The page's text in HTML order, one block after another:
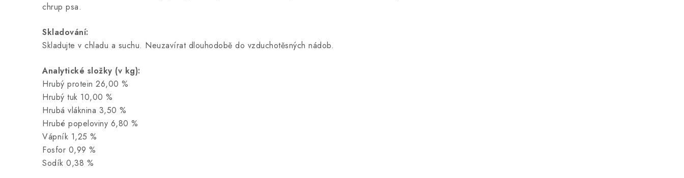
chrup psa.
Skladování:
Skladujte v chladu a suchu. Neuzavírat dlouhodobě do vzduchotěsných nádob.
Analytické složky (v kg):
Hrubý protein 26,00 %
Hrubý tuk 10,00 %
Hrubá vláknina 3,50 %
Hrubé popeloviny 6,80 %
Vápník 1,25 %
Fosfor 0,99 %
Sodík 0,38 %